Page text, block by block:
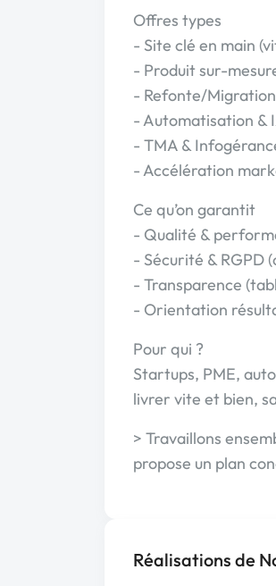
Offres types
- Site clé en main
- Produit sur-
- Refonte/
- Automatisation &
- TMA &
- Accélération
Ce qu’on garantit
- Qualité &
- Sécurité & RGPD
- Transparence
- Orientation
Pour qui ?
Startups, PME,
livrer vite et bien,
> Travaillons
propose un plan
Réalisations de